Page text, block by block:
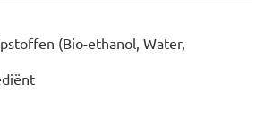
(Bio-ethanol, Water,